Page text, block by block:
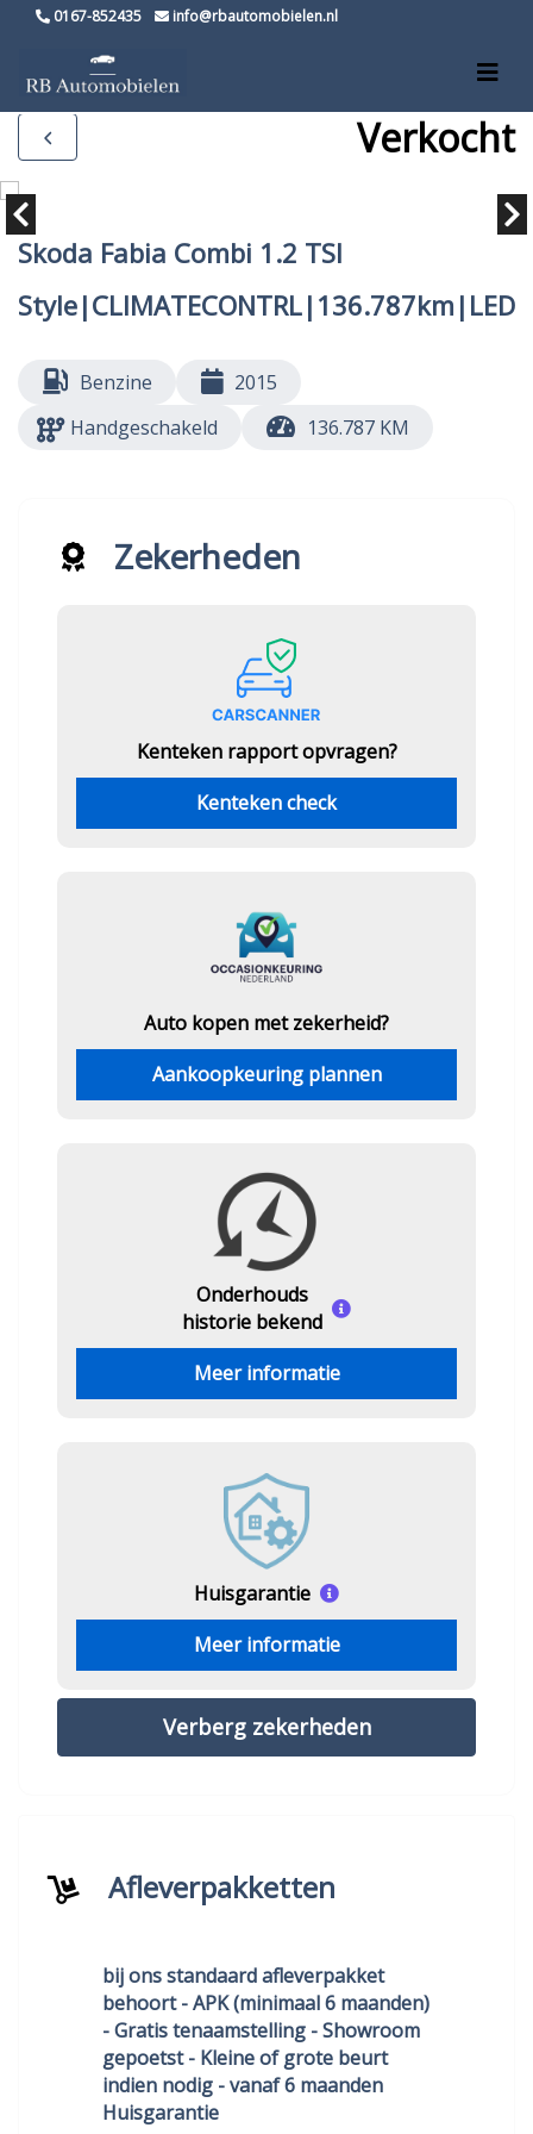
0167-852435 info@rbautomobielen.nl
Verkocht
Skoda Fabia Combi 1.2 TSI
Style|CLIMATECONTRL|136.787km|LED
Benzine
2015
Handgeschakeld
136.787 KM
Zekerheden
Kenteken rapport opvragen?
Kenteken check
Auto kopen met zekerheid?
Aankoopkeuring plannen
Onderhouds
historie bekend
Meer informatie
Huisgarantie
Meer informatie
Verberg zekerheden
Afleverpakketten
bij ons standaard afleverpakket
behoort - APK (minimaal 6 maanden)
- Gratis tenaamstelling - Showroom
gepoetst - Kleine of grote beurt
indien nodig - vanaf 6 maanden
Huisgarantie